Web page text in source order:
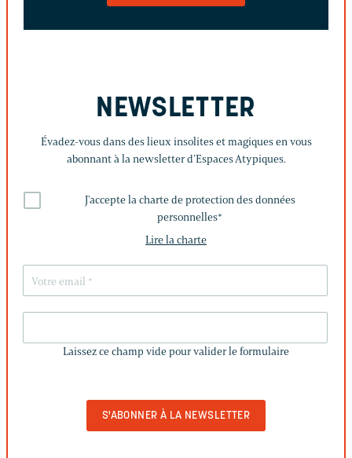
NEWSLETTER
Évadez-vous dans des lieux insolites et magiques en vous
abonnant à la newsletter d’Espaces Atypiques.
J'accepte la charte de protection des données
personnelles*
Lire la charte
CHAMP
Laissez ce champ vide pour valider le formulaire